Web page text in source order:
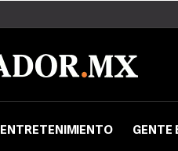
ENTRETENIMIENTO GENTE